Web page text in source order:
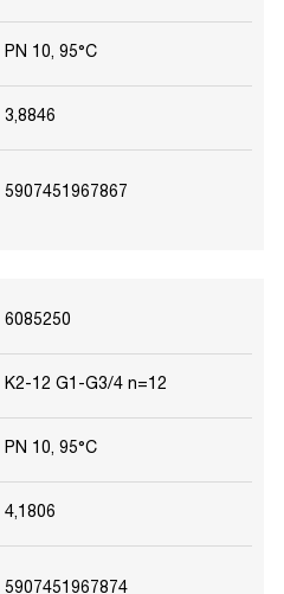
PN 10, 95°C
3,8846
5907451967867
6085250
K2-12 G1-G3/4 n=12
PN 10, 95°C
4,1806
5907451967874